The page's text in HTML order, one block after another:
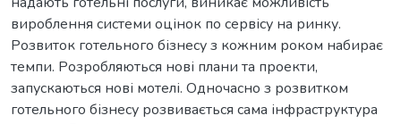
вироблення системи оцінок по сервісу на ринку.
Розвиток готельного бізнесу з кожним роком набирає
темпи. Розробляються нові плани та проекти,
запускаються нові мотелі. Одночасно з розвитком
готельного бізнесу розвивається сама інфраструктура